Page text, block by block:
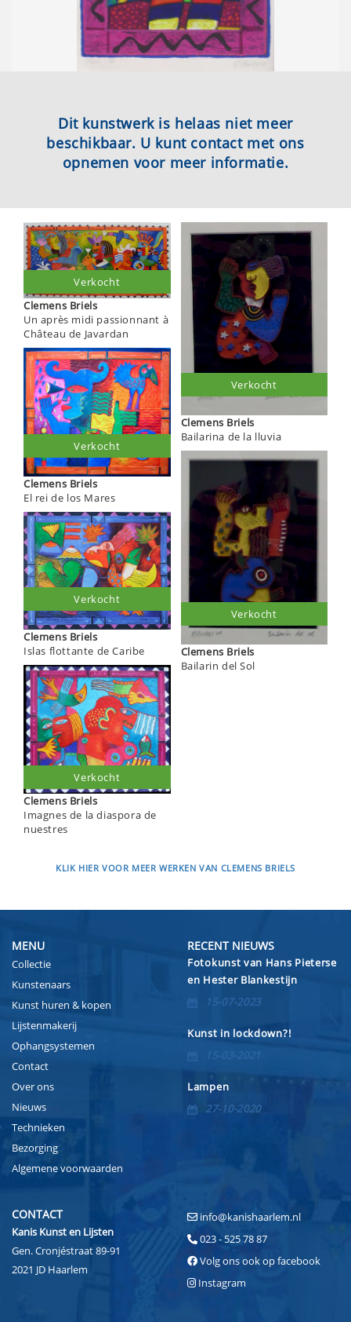
Dit kunstwerk is helaas niet meer
beschikbaar. U kunt contact met ons
opnemen voor meer informatie.
Clemens Briels
Un après midi passionnant à
Château de Javardan
Verkocht
Clemens Briels
El rei de los Mares
Verkocht
Clemens Briels
Islas flottante de Caribe
Verkocht
Clemens Briels
Imagnes de la diaspora de
nuestres
Verkocht
Clemens Briels
Bailarina de la lluvia
Verkocht
Clemens Briels
Bailarin del Sol
Verkocht
KLIK HIER VOOR MEER WERKEN VAN CLEMENS BRIELS
MENU
Collectie
Kunstenaars
Kunst huren & kopen
Lijstenmakerij
Ophangsystemen
Contact
Over ons
Nieuws
Technieken
Bezorging
Algemene voorwaarden
RECENT NIEUWS
Fotokunst van Hans Pieterse
en Hester Blankestijn
15-07-2023
Kunst in lockdown?!
15-03-2021
Lampen
27-10-2020
CONTACT
Kanis Kunst en Lijsten
Gen. Cronjéstraat 89-91
2021 JD Haarlem
info@kanishaarlem.nl
023 - 525 78 87
Volg ons ook op facebook
Instagram